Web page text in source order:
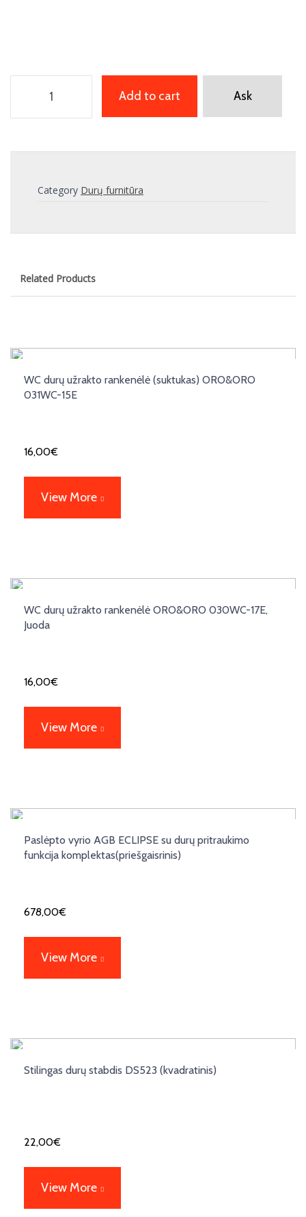
Add to cart Ask
Category Durų furnitūra
Related Products
WC durų užrakto rankenėlė (suktukas) ORO&ORO
031WC-15E
16,00€
View More
WC durų užrakto rankenėlė ORO&ORO 030WC-17E,
Juoda
16,00€
View More
Paslėpto vyrio AGB ECLIPSE su durų pritraukimo
funkcija komplektas(priešgaisrinis)
678,00€
View More
Stilingas durų stabdis DS523 (kvadratinis)
22,00€
View More